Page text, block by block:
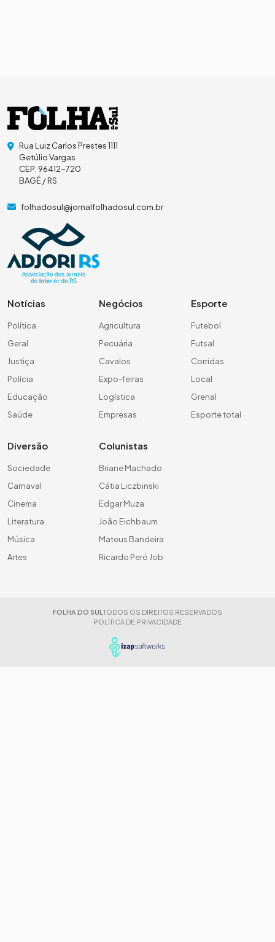
Rua Luiz Carlos Prestes 1111
Getúlio Vargas
CEP: 96412-720
BAGÉ / RS
folhadosul@jornalfolhadosul.com.br
Notícias
Política
Geral
Justiça
Polícia
Educação
Saúde
Negócios
Agricultura
Pecuária
Cavalos
Expo-feiras
Logística
Empresas
Esporte
Futebol
Futsal
Corridas
Local
Grenal
Esporte total
Diversão
Sociedade
Carnaval
Cinema
Literatura
Música
Artes
Colunistas
Briane Machado
Cátia Liczbinski
Edgar Muza
João Eichbaum
Mateus Bandeira
Ricardo Peró Job
FOLHA DO SUL TODOS OS DIREITOS RESERVADOS
POLÍTICA DE PRIVACIDADE